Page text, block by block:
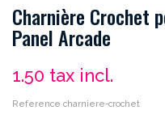
Charnière Crochet
Panel Arcade
1.50 tax incl.
Reference charniere-crochet